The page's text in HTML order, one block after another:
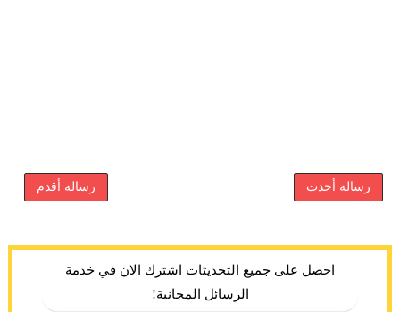
رسالة أحدث رسالة أقدم
احصل على جميع التحديثات اشترك الان في خدمة
الرسائل المجانية!